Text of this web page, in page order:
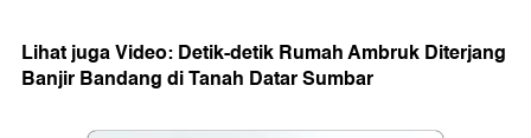
Lihat juga Video: Detik-detik Rumah Ambruk Diterjang
Banjir Bandang di Tanah Datar Sumbar